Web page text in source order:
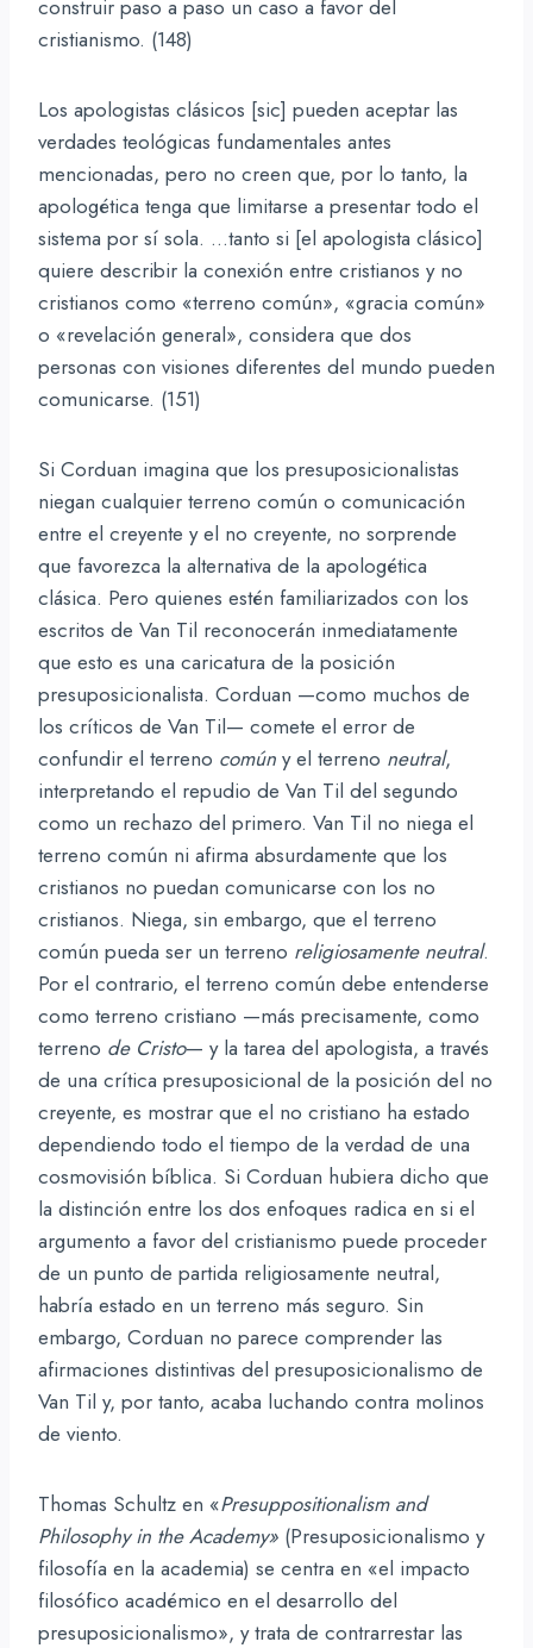
construir paso a paso un caso a favor del
cristianismo. (148)
Los apologistas clásicos [sic] pueden aceptar las
verdades teológicas fundamentales antes
mencionadas, pero no creen que, por lo tanto, la
apologética tenga que limitarse a presentar todo el
sistema por sí sola. …tanto si [el apologista clásico]
quiere describir la conexión entre cristianos y no
cristianos como «terreno común», «gracia común»
o «revelación general», considera que dos
personas con visiones diferentes del mundo pueden
comunicarse. (151)
Si Corduan imagina que los presuposicionalistas
niegan cualquier terreno común o comunicación
entre el creyente y el no creyente, no sorprende
que favorezca la alternativa de la apologética
clásica. Pero quienes estén familiarizados con los
escritos de Van Til reconocerán inmediatamente
que esto es una caricatura de la posición
presuposicionalista. Corduan —como muchos de
los críticos de Van Til— comete el error de
confundir el terreno común y el terreno neutral,
interpretando el repudio de Van Til del segundo
como un rechazo del primero. Van Til no niega el
terreno común ni afirma absurdamente que los
cristianos no puedan comunicarse con los no
cristianos. Niega, sin embargo, que el terreno
común pueda ser un terreno religiosamente neutral.
Por el contrario, el terreno común debe entenderse
como terreno cristiano —más precisamente, como
terreno de Cristo— y la tarea del apologista, a través
de una crítica presuposicional de la posición del no
creyente, es mostrar que el no cristiano ha estado
dependiendo todo el tiempo de la verdad de una
cosmovisión bíblica. Si Corduan hubiera dicho que
la distinción entre los dos enfoques radica en si el
argumento a favor del cristianismo puede proceder
de un punto de partida religiosamente neutral,
habría estado en un terreno más seguro. Sin
embargo, Corduan no parece comprender las
afirmaciones distintivas del presuposicionalismo de
Van Til y, por tanto, acaba luchando contra molinos
de viento.
Thomas Schultz en «Presuppositionalism and
Philosophy in the Academy» (Presuposicionalismo y
filosofía en la academia) se centra en «el impacto
filosófico académico en el desarrollo del
presuposicionalismo», y trata de contrarrestar las